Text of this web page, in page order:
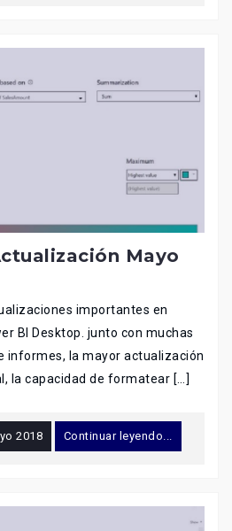
Mayo
importantes en
BI Desktop. junto con muchas
informes, la mayor actualización
la capacidad de formatear […]
2018 Continuar leyendo...